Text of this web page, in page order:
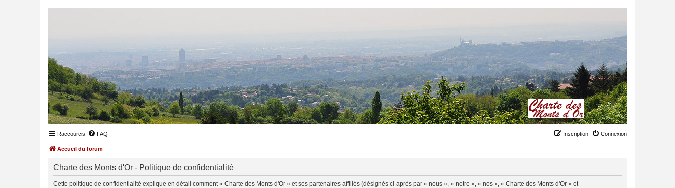
Raccourcis FAQ Connexion
Inscription
Accueil du forum
Charte des Monts d'Or - Politique de confidentialité
Cette politique de confidentialité explique en détail comment « Charte des Monts d'Or » et ses partenaires affiliés (désignés ci-après par « nous », « notre », « nos », « Charte des Monts d'Or » et